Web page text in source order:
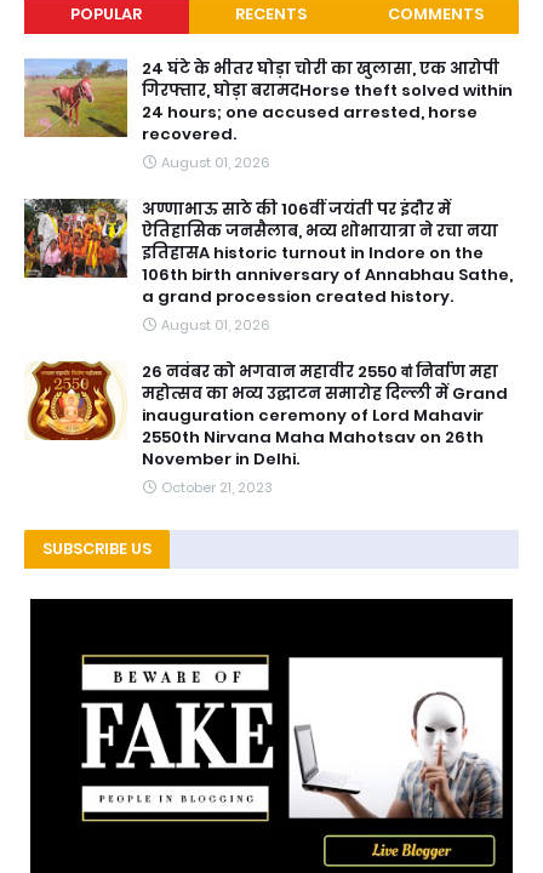
POPULAR RECENTS COMMENTS
24 घंटे के भीतर घोड़ा चोरी का खुलासा, एक आरोपी
गिरफ्तार, घोड़ा बरामदHorse theft solved within
24 hours; one accused arrested, horse
recovered.
August 01, 2026
अण्णाभाऊ साठे की 106वीं जयंती पर इंदौर में
ऐतिहासिक जनसैलाब, भव्य शोभायात्रा ने रचा नया
इतिहासA historic turnout in Indore on the
106th birth anniversary of Annabhau Sathe,
a grand procession created history.
August 01, 2026
26 नवंबर को भगवान महावीर 2550 वाऺ निर्वाण महा
महोत्सव का भव्य उद्घाटन समारोह दिल्ली में Grand
inauguration ceremony of Lord Mahavir
2550th Nirvana Maha Mahotsav on 26th
November in Delhi.
October 21, 2023
SUBSCRIBE US